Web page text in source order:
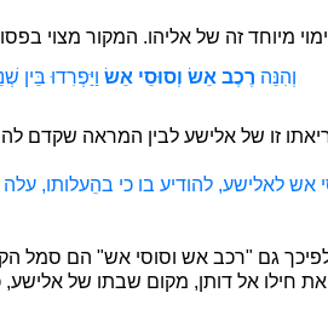
מיוחד זה של אליהו. המקור מצוי
וְהִנֵּה רֶכֶב אֵשׂ וְסוּסֵי אֵשׂ וַיַּפְרִדוּ בֵּין
זו של אלישע לבין המראה שקדם
לאלישע, להודיע בו כי בהֵעלותו,
גם "רכב אש וסוסי אש" הם סמל
חילו אל דותן, מקום שבתו של אלישע,